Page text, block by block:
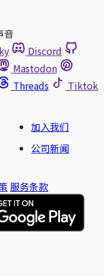
音
Discord
Mastodon
Threads
Tiktok
加入我们
公司新闻
服务条款